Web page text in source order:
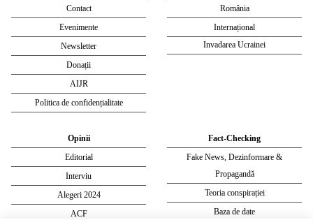
Contact
Evenimente
Newsletter
Donații
AIJR
Politica de confidențialitate
România
Internațional
Invadarea Ucrainei
Opinii
Editorial
Interviu
Alegeri 2024
ACF
Fact-Checking
Fake News, Dezinformare &
Propagandă
Teoria conspirației
Baza de date